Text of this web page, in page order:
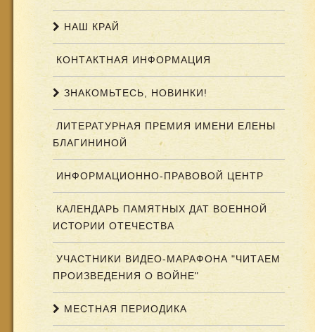
НАШ КРАЙ
КОНТАКТНАЯ ИНФОРМАЦИЯ
ЗНАКОМЬТЕСЬ, НОВИНКИ!
ЛИТЕРАТУРНАЯ ПРЕМИЯ ИМЕНИ ЕЛЕНЫ
БЛАГИНИНОЙ
ИНФОРМАЦИОННО-ПРАВОВОЙ ЦЕНТР
КАЛЕНДАРЬ ПАМЯТНЫХ ДАТ ВОЕННОЙ
ИСТОРИИ ОТЕЧЕСТВА
УЧАСТНИКИ ВИДЕО-МАРАФОНА "ЧИТАЕМ
ПРОИЗВЕДЕНИЯ О ВОЙНЕ"
МЕСТНАЯ ПЕРИОДИКА